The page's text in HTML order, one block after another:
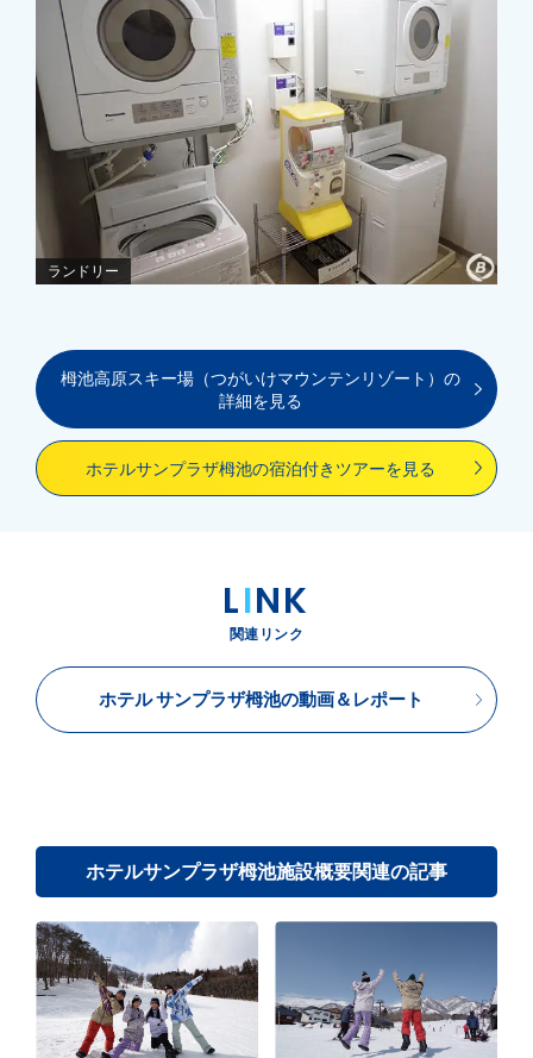
ランドリー
栂池高原スキー場（つがいけマウンテンリゾート）の
詳細を見る
ホテルサンプラザ栂池の宿泊付きツアーを見る
LINK
関連リンク
ホテル サンプラザ栂池の動画＆レポート
ホテルサンプラザ栂池施設概要関連の記事